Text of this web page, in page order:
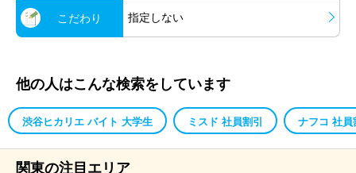
こだわり 指定しない
他の人はこんな検索をしています
渋谷ヒカリエ バイト 大学生 ミスド 社員割引 ナフコ 社員
関東の注目エリア